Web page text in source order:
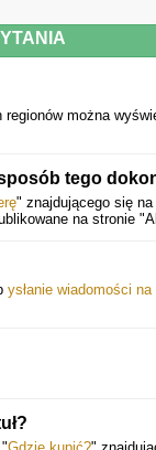
regionów można
tego
" znajdującego się na
na stronie
ysłanie wiadomości